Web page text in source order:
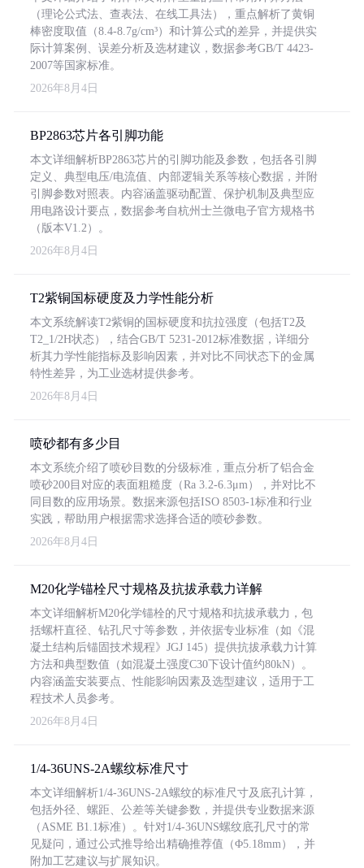
（理论公式法、查表法、在线工具法），重点解析了黄铜
棒密度取值（8.4-8.7g/cm³）和计算公式的差异，并提供实
际计算案例、误差分析及选材建议，数据参考GB/T 4423-
2007等国家标准。
2026年8月4日
BP2863芯片各引脚功能
本文详细解析BP2863芯片的引脚功能及参数，包括各引脚
定义、典型电压/电流值、内部逻辑关系等核心数据，并附
引脚参数对照表。内容涵盖驱动配置、保护机制及典型应
用电路设计要点，数据参考自杭州士兰微电子官方规格书
（版本V1.2）。
2026年8月4日
T2紫铜国标硬度及力学性能分析
本文系统解读T2紫铜的国标硬度和抗拉强度（包括T2及
T2_1/2H状态），结合GB/T 5231-2012标准数据，详细分
析其力学性能指标及影响因素，并对比不同状态下的金属
特性差异，为工业选材提供参考。
2026年8月4日
喷砂都有多少目
本文系统介绍了喷砂目数的分级标准，重点分析了铝合金
喷砂200目对应的表面粗糙度（Ra 3.2-6.3μm），并对比不
同目数的应用场景。数据来源包括ISO 8503-1标准和行业
实践，帮助用户根据需求选择合适的喷砂参数。
2026年8月4日
M20化学锚栓尺寸规格及抗拔承载力详解
本文详细解析M20化学锚栓的尺寸规格和抗拔承载力，包
括螺杆直径、钻孔尺寸等参数，并依据专业标准（如《混
凝土结构后锚固技术规程》JGJ 145）提供抗拔承载力计算
方法和典型数值（如混凝土强度C30下设计值约80kN）。
内容涵盖安装要点、性能影响因素及选型建议，适用于工
程技术人员参考。
2026年8月4日
1/4-36UNS-2A螺纹标准尺寸
本文详细解析1/4-36UNS-2A螺纹的标准尺寸及底孔计算，
包括外径、螺距、公差等关键参数，并提供专业数据来源
（ASME B1.1标准）。针对1/4-36UNS螺纹底孔尺寸的常
见疑问，通过公式推导给出精确推荐值（Φ5.18mm），并
附加工艺建议与扩展知识。